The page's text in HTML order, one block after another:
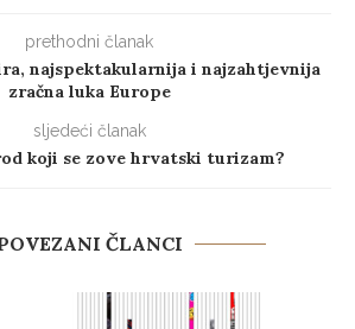
prethodni članak
najspektakularnija i najzahtjevnija
zračna luka Europe
sljedeći članak
koji se zove hrvatski turizam?
ČLANCI